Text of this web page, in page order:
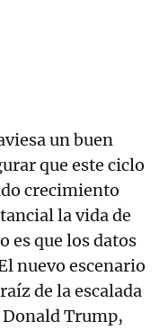
un buen
que este ciclo
crecimiento
la vida de
es que los datos
nuevo escenario
de la escalada
Trump,